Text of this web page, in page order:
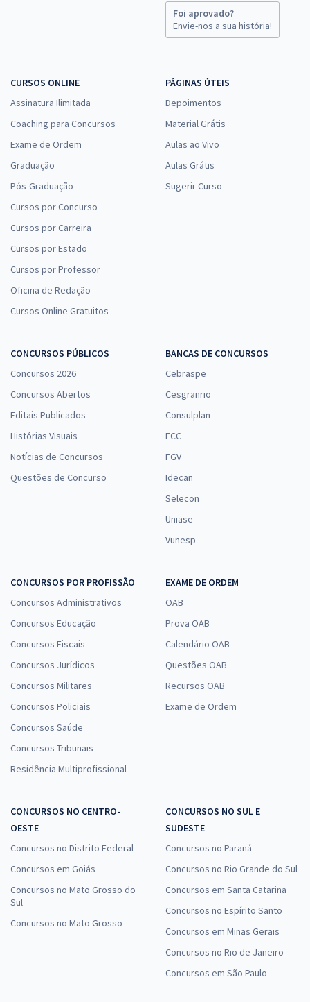
Foi aprovado?
Envie-nos a sua história!
CURSOS ONLINE
Assinatura Ilimitada
Coaching para Concursos
Exame de Ordem
Graduação
Pós-Graduação
Cursos por Concurso
Cursos por Carreira
Cursos por Estado
Cursos por Professor
Oficina de Redação
Cursos Online Gratuitos
PÁGINAS ÚTEIS
Depoimentos
Material Grátis
Aulas ao Vivo
Aulas Grátis
Sugerir Curso
CONCURSOS PÚBLICOS
Concursos 2026
Concursos Abertos
Editais Publicados
Histórias Visuais
Notícias de Concursos
Questões de Concurso
BANCAS DE CONCURSOS
Cebraspe
Cesgranrio
Consulplan
FCC
FGV
Idecan
Selecon
Uniase
Vunesp
CONCURSOS POR PROFISSÃO
Concursos Administrativos
Concursos Educação
Concursos Fiscais
Concursos Jurídicos
Concursos Militares
Concursos Policiais
Concursos Saúde
Concursos Tribunais
Residência Multiprofissional
EXAME DE ORDEM
OAB
Prova OAB
Calendário OAB
Questões OAB
Recursos OAB
Exame de Ordem
CONCURSOS NO CENTRO-
OESTE
Concursos no Distrito Federal
Concursos em Goiás
Concursos no Mato Grosso do
Sul
Concursos no Mato Grosso
CONCURSOS NO SUL E
SUDESTE
Concursos no Paraná
Concursos no Rio Grande do Sul
Concursos em Santa Catarina
Concursos no Espírito Santo
Concursos em Minas Gerais
Concursos no Rio de Janeiro
Concursos em São Paulo